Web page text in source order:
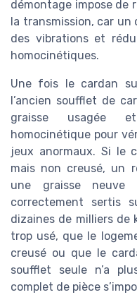
démontage impose de
la transmission, car un
des vibrations et
homocinétiques.
Une fois le cardan
l’ancien soufflet de
graisse usagée
homocinétique pour
jeux anormaux. Si le
mais non creusé, un
une graisse
correctement sertis
dizaines de milliers de
trop usé, que le
creusé ou que le
soufflet seule n’a
complet de pièce